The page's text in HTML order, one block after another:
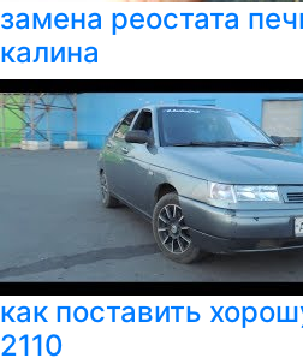
замена реостата
калина
как поставить
2110